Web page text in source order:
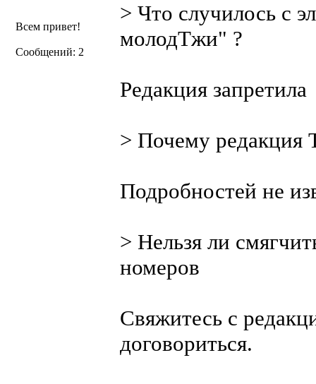
Всем привет!
Сообщений: 2
> Что случилось с
молодTжи" ?
Редакция запретила
> Почему редакция
Подробностей не
> Нельзя ли
номеров
Свяжитесь с
договориться.